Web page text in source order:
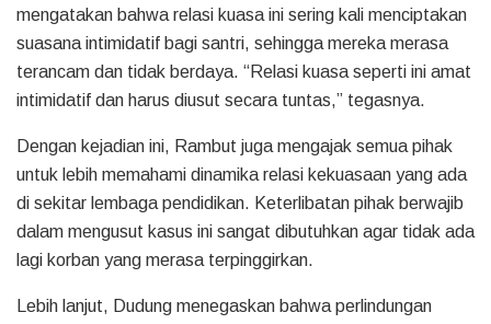
mengatakan bahwa relasi kuasa ini sering kali menciptakan
suasana intimidatif bagi santri, sehingga mereka merasa
terancam dan tidak berdaya. “Relasi kuasa seperti ini amat
intimidatif dan harus diusut secara tuntas,” tegasnya.
Dengan kejadian ini, Rambut juga mengajak semua pihak
untuk lebih memahami dinamika relasi kekuasaan yang ada
di sekitar lembaga pendidikan. Keterlibatan pihak berwajib
dalam mengusut kasus ini sangat dibutuhkan agar tidak ada
lagi korban yang merasa terpinggirkan.
Lebih lanjut, Dudung menegaskan bahwa perlindungan